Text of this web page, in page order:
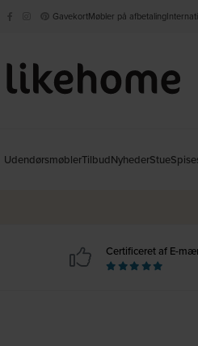
GavekortMøbler på afbetaling
UdendørsmøblerTilbudNyhederStue
Certificeret af E-